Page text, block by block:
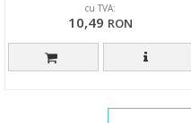
cu TVA:
10,49 RON